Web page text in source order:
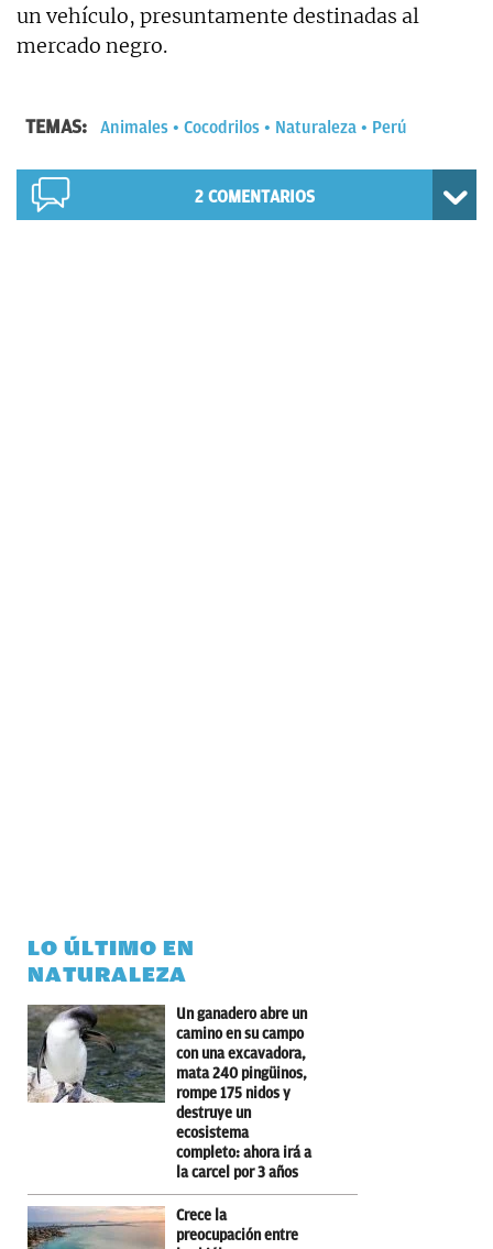
un vehículo, presuntamente destinadas al
mercado negro.
TEMAS: Animales Cocodrilos Naturaleza Perú
2 COMENTARIOS
LO ÚLTIMO EN
NATURALEZA
Un ganadero abre un
camino en su campo
con una excavadora,
mata 240 pingüinos,
rompe 175 nidos y
destruye un
ecosistema
completo: ahora irá a
la carcel por 3 años
Crece la
preocupación entre